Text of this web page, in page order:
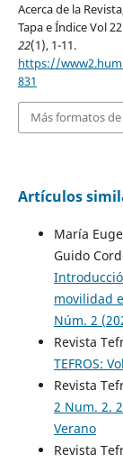
Acerca de la
Tapa e Índice Vol
22(1), 1-11.
https://
831
Más formatos
Artículos
María
Guido
movilidad
Núm. 2
Revista
TEFROS:
Revista
2 Num. 2.
Verano
Revista